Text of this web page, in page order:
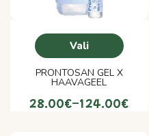
Vali
PRONTOSAN GEL X
HAAVAGEEL
28.00€–124.00€